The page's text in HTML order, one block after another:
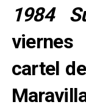
1984
cartel